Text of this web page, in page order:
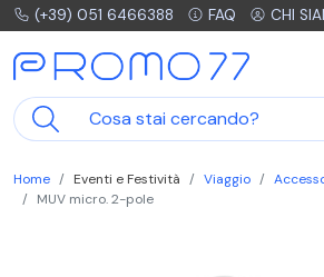
(+39) 051 6466388 FAQ CHI
Home Eventi e Festività Viaggio
MUV micro. 2-pole